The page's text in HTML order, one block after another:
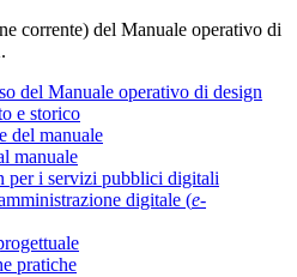
corrente) del Manuale operativo di
.
del Manuale operativo di design
e storico
del manuale
manuale
per i servizi pubblici digitali
digitale (e-
pratiche